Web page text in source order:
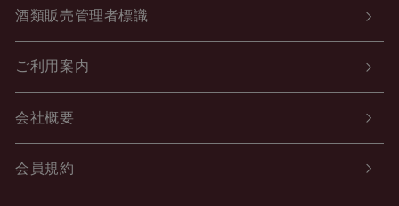
酒類販売管理者標識
ご利用案内
会社概要
会員規約